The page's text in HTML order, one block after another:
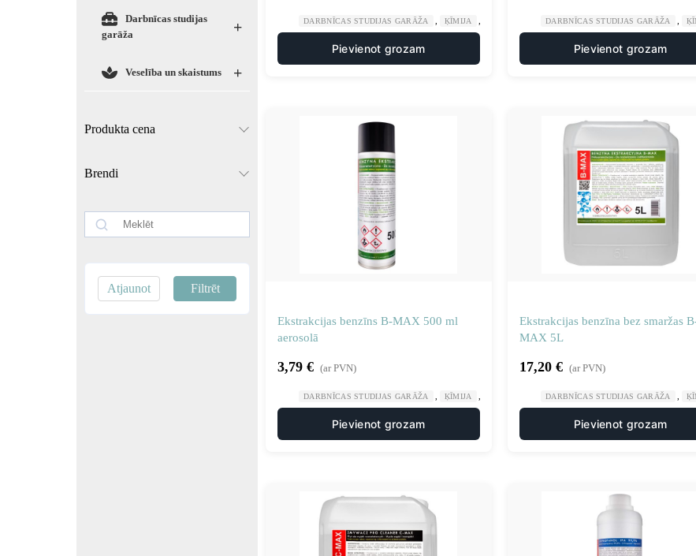
+
Darbnīcas studijas
garāža
+
Veselība un skaistums
Produkta cena
Brendi
Filtrēt
Atjaunot
DARBNĪCAS STUDIJAS GARĀŽA ĶĪMIJA ŠĶĪDINĀTĀJI ATŠĶAIDĪTĀJI
Pievienot grozam
DARBNĪCAS STUDIJAS GARĀŽA
Pievienot grozam
Ekstrakcijas benzīns B-MAX 500 ml
aerosolā
3,79 € (ar PVN)
DARBNĪCAS STUDIJAS GARĀŽA ĶĪMIJA ŠĶĪDINĀTĀJI ATŠĶAIDĪTĀJI
Pievienot grozam
Ekstrakcijas benzīna bez smaržas
MAX 5L
17,20 € (ar PVN)
DARBNĪCAS STUDIJAS GARĀŽA
Pievienot grozam